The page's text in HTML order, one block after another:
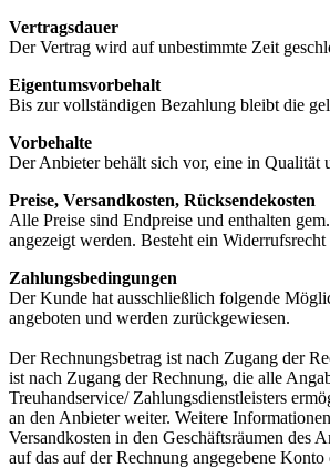
Vertragsdauer
Der Vertrag wird auf unbestimmte Zeit
Eigentumsvorbehalt
Bis zur vollständigen Bezahlung bleibt die
Vorbehalte
Der Anbieter behält sich vor, eine in Qualität
Preise, Versandkosten, Rücksendekosten
Alle Preise sind Endpreise und enthalten
angezeigt werden. Besteht ein
Zahlungsbedingungen
Der Kunde hat ausschließlich folgende
angeboten und werden zurückgewiesen.
Der Rechnungsbetrag ist nach Zugang der
ist nach Zugang der Rechnung, die alle
Treuhandservice/ Zahlungsdienstleisters
an den Anbieter weiter. Weitere
Versandkosten in den Geschäftsräumen des
auf das auf der Rechnung angegebene